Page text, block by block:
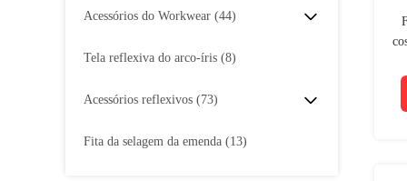
Acessórios do Workwear (44)
Tela reflexiva do arco-íris (8)
Acessórios reflexivos (73)
Fita da selagem da emenda (13)